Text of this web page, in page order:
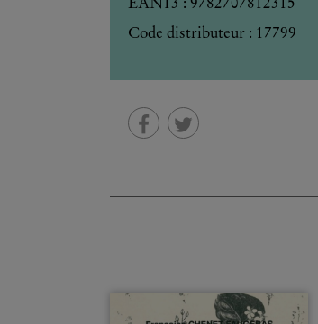
EAN13 : 9782707812315
Code distributeur : 17799